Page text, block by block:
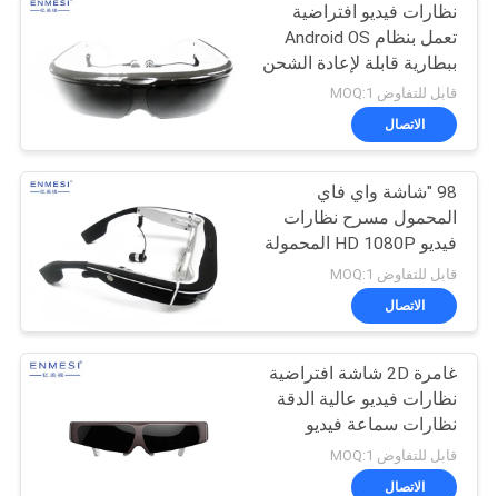
اطلب
اقتباس
SHOPPING
ONLINE
خريطة
الموقع
سياسة
الخصوصية
نظارات الواقع
الافتراضي الذكية
28
وحدة العرض الصغيرة
101
نظارات فيديو افتراضية
تعمل بنظام Android OS
ببطارية قابلة لإعادة الشحن
1080P
قابل للتفاوض MOQ:1
الاتصال
98 "شاشة واي فاي
المحمول مسرح نظارات
فيديو HD 1080P المحمولة
مدة طويلة
قابل للتفاوض MOQ:1
الاتصال
غامرة 2D شاشة افتراضية
نظارات فيديو عالية الدقة
نظارات سماعة فيديو
قابل للتفاوض MOQ:1
الاتصال